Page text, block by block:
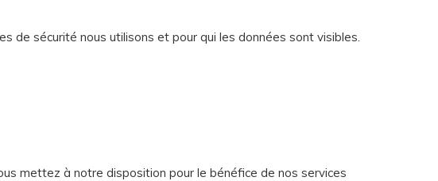
de sécurité nous utilisons et pour qui les données sont visibles.
mettez à notre disposition pour le bénéfice de nos services